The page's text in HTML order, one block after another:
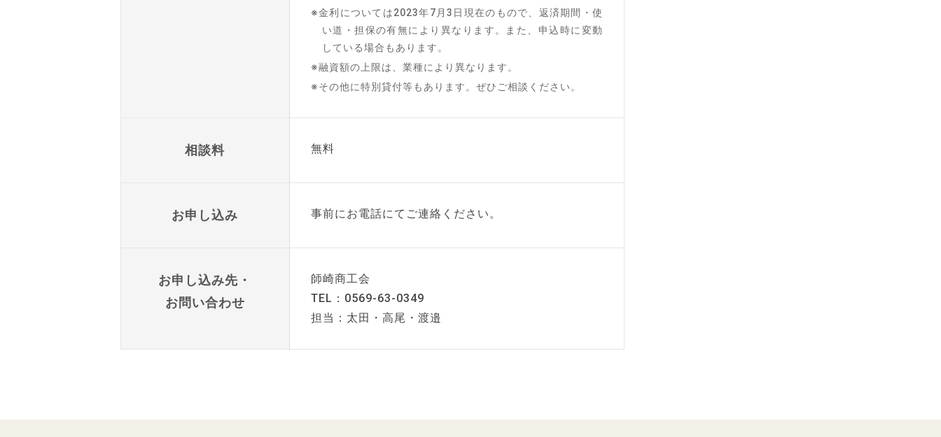
※金利については2023年7月3日現在のもので、返済期間・使
い道・担保の有無により異なります。また、申込時に変動
している場合もあります。
※融資額の上限は、業種により異なります。
※その他に特別貸付等もあります。ぜひご相談ください。
相談料 無料
お申し込み 事前にお電話にてご連絡ください。
お申し込み先・
お問い合わせ
師崎商工会
TEL：0569-63-0349
担当：太田・高尾・渡邉